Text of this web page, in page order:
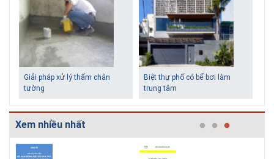
Giải pháp xử lý thấm chân
tường
Biệt thự phố có bể bơi làm
trung tâm
Xem nhiều nhất